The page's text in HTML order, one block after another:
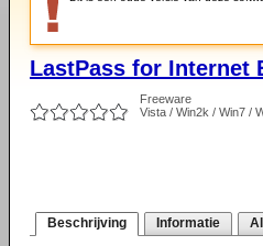
LastPass for Internet
Freeware
Vista / Win2k / Win7 /
Beschrijving Informatie